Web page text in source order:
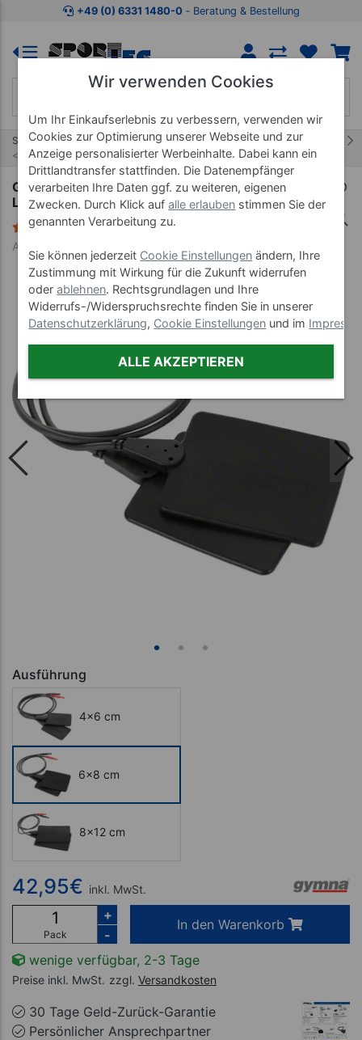
Zum Kaufbereich springen Zur Produktbeschreibung
+49 (0) 6331 1480-0 ‐ Beratung & Bestellung
Start
Elektrotherapiegeräte
Elektrotherapiegeräte Zubehör
Gummi-Elektroden für Elektrotherapiegeräte,
LxB 6x8 cm, 2 Stück
1 Bewertung
Art-Nr. 28063
Ausführung
4x6 cm
6x8 cm
8x12 cm
42,95€ inkl. MwSt.
Pack
+
-
In den Warenkorb
wenige verfügbar, 2-3 Tage
Preise inkl. MwSt. zzgl. Versandkosten
30 Tage Geld-Zurück-Garantie
Persönlicher Ansprechpartner
Wir verwenden Cookies
Um Ihr Einkaufserlebnis zu verbessern, verwenden wir
Cookies zur Optimierung unserer Webseite und zur
Anzeige personalisierter Werbeinhalte. Dabei kann ein
Drittlandtransfer stattfinden. Die Datenempfänger
verarbeiten Ihre Daten ggf. zu weiteren, eigenen
Zwecken. Durch Klick aufalle erlauben stimmen Sie der
genannten Verarbeitung zu.
Sie können jederzeit Cookie Einstellungen ändern, Ihre
Zustimmung mit Wirkung für die Zukunft widerrufen
oderablehnen. Rechtsgrundlagen und Ihre
Widerrufs-/Widerspruchsrechte finden Sie in unserer
Datenschutzerklärung, Cookie Einstellungen und im
ALLE AKZEPTIEREN